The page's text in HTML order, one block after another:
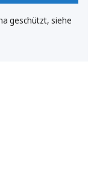
geschützt, siehe